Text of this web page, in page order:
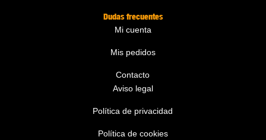
Dudas frecuentes
Mi cuenta
Mis pedidos
Contacto
Aviso legal
Política de privacidad
Política de cookies